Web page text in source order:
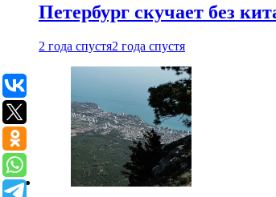
Петербург скучает без
2 года спустя2 года спустя